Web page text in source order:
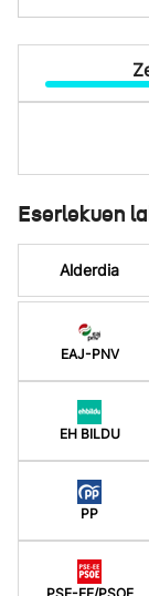
Eserlekuen
Alderdia
EAJ-PNV
EH BILDU
PP
PSE-EE/PSOE